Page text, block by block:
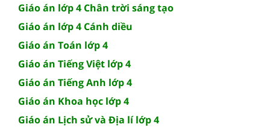
Giáo án lớp 4 Chân trời sáng tạo
Giáo án lớp 4 Cánh diều
Giáo án Toán lớp 4
Giáo án Tiếng Việt lớp 4
Giáo án Tiếng Anh lớp 4
Giáo án Khoa học lớp 4
Giáo án Lịch sử và Địa lí lớp 4